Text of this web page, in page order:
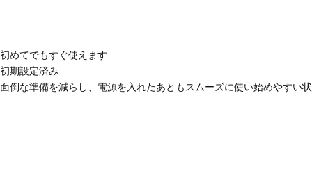
初めてでもすぐ使えます
初期設定済み
面倒な準備を減らし、電源を入れたあともスムーズに使い始めやすい